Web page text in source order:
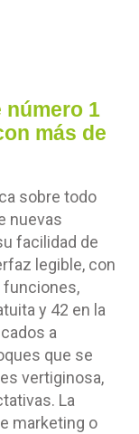
número 1
más de
sobre todo
nuevas
facilidad de
legible, con
funciones,
y 42 en la
a
que se
vertiginosa,
La
marketing o